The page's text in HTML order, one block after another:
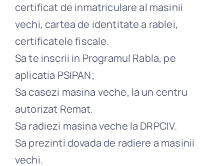
certificat de inmatriculare al masinii
vechi, cartea de identitate a rablei,
certificatele fiscale.
Sa te inscrii in Programul Rabla, pe
aplicatia PSIPAN;
Sa casezi masina veche, la un centru
autorizat Remat.
Sa radiezi masina veche la DRPCIV.
Sa prezinti dovada de radiere a masinii
vechi.